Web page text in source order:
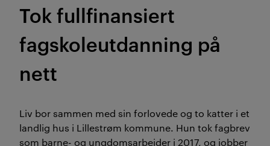
Tok fullfinansiert
fagskoleutdanning på
nett
Liv bor sammen med sin forlovede og to katter i et
landlig hus i Lillestrøm kommune. Hun tok fagbrev
som barne- og ungdomsarbeider i 2017, og jobber